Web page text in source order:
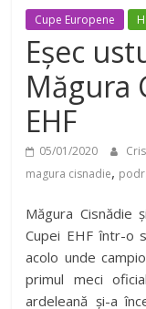
Cupe Europene
Eșec
Măgura
EHF
05/01/2020
magura cisnadie,
Măgura Cisnădie
Cupei EHF într-o
acolo unde
primul meci
ardeleană și-a